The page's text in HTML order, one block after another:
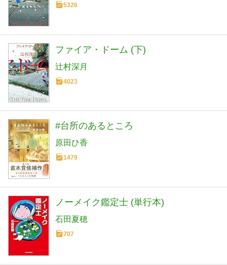
5326
ファイア・ドーム (下)
辻村深月
4023
#台所のあるところ
原田ひ香
1479
ノーメイク鑑定士 (単行本)
石田夏穂
707